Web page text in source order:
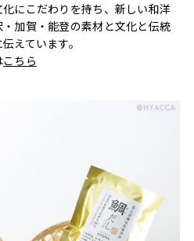
にこだわりを持ち、新しい和洋
加賀・能登の素材と文化と伝統
えています。
こちら